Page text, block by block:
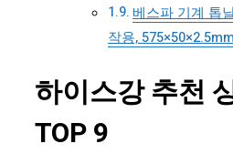
베스파 기계 톱
작용,
하이스강 추천
TOP 9